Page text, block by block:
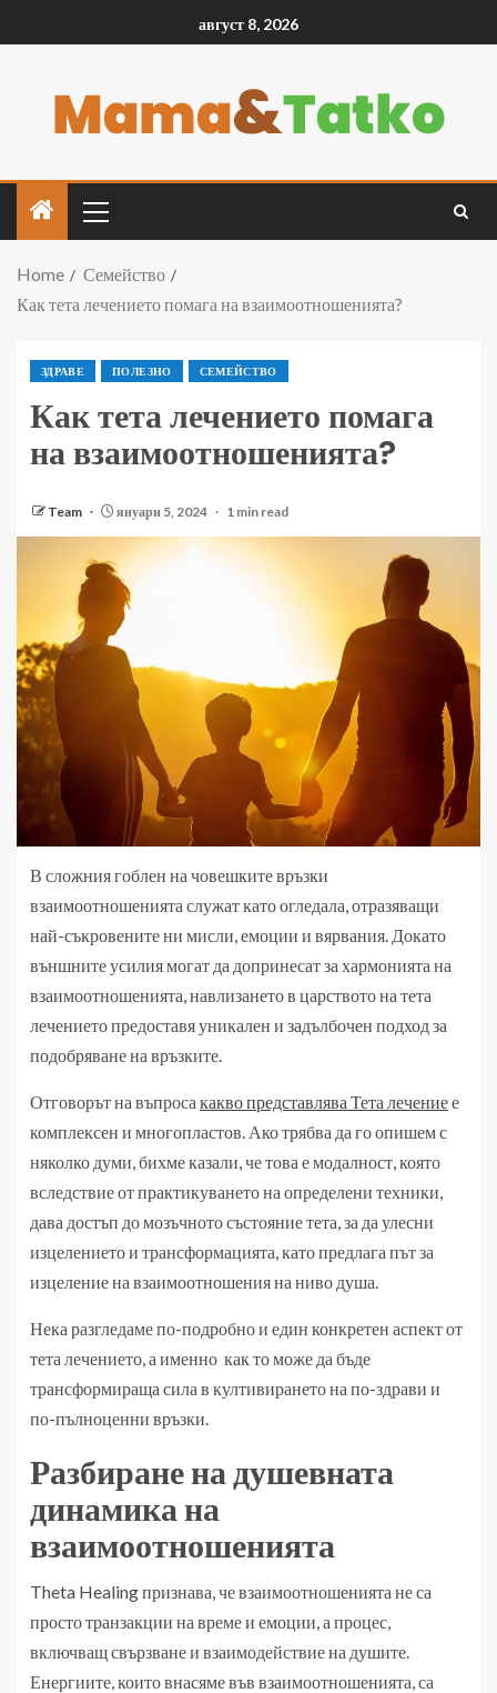
август 8, 2026
Home
Семейство
Как тета лечението помага на взаимоотношенията?
ЗДРАВЕ ПОЛЕЗНО СЕМЕЙСТВО
Как тета лечението помага
на взаимоотношенията?
Team януари 5, 2024 1 min read
В сложния гоблен на човешките връзки
взаимоотношенията служат като огледала, отразяващи
най-съкровените ни мисли, емоции и вярвания. Докато
външните усилия могат да допринесат за хармонията на
взаимоотношенията, навлизането в царството на тета
лечението предоставя уникален и задълбочен подход за
подобряване на връзките.
Отговорът на въпроса какво представлява Тета лечениее
комплексен и многопластов. Ако трябва да го опишем с
няколко думи, бихме казали, че това е модалност, която
вследствие от практикуването на определени техники,
дава достъп до мозъчното състояние тета, за да улесни
изцелението и трансформацията, като предлага път за
изцеление на взаимоотношения на ниво душа.
Нека разгледаме по-подробно и един конкретен аспект от
тета лечението, а именно как то може да бъде
трансформираща сила в култивирането на по-здрави и
по-пълноценни връзки.
Разбиране на душевната
динамика на
взаимоотношенията
Theta Healing признава, че взаимоотношенията не са
просто транзакции на време и емоции, а процес,
включващ свързване и взаимодействие на душите.
Енергиите, които внасяме във взаимоотношенията, са